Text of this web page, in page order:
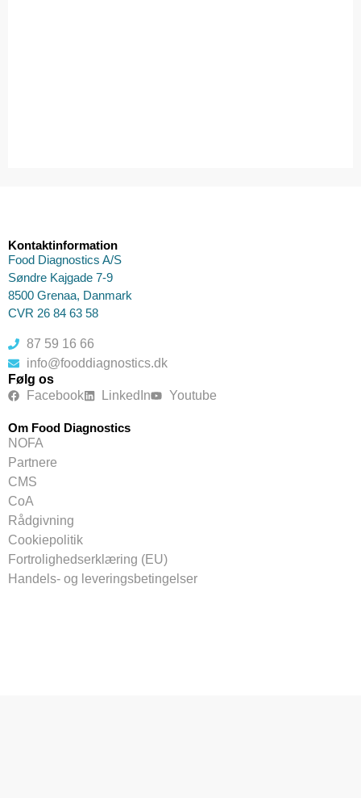
Kontaktinformation
Food Diagnostics A/S
Søndre Kajgade 7-9
8500 Grenaa, Danmark
CVR 26 84 63 58
87 59 16 66
info@fooddiagnostics.dk
Følg os
Facebook
LinkedIn Youtube
Om Food Diagnostics
NOFA
Partnere
CMS
CoA
Rådgivning
Cookiepolitik
Fortrolighedserklæring (EU)
Handels- og leveringsbetingelser